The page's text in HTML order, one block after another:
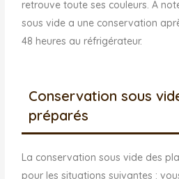
retrouve toute ses couleurs. A
sous vide a une conservation
48 heures au réfrigérateur.
Conservation sous
préparés
La conservation sous vide des
pour les situations suivantes :